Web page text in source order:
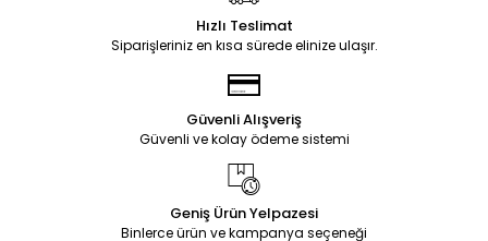
Hızlı Teslimat
Siparişleriniz en kısa sürede elinize ulaşır.
Güvenli Alışveriş
Güvenli ve kolay ödeme sistemi
Geniş Ürün Yelpazesi
Binlerce ürün ve kampanya seçeneği